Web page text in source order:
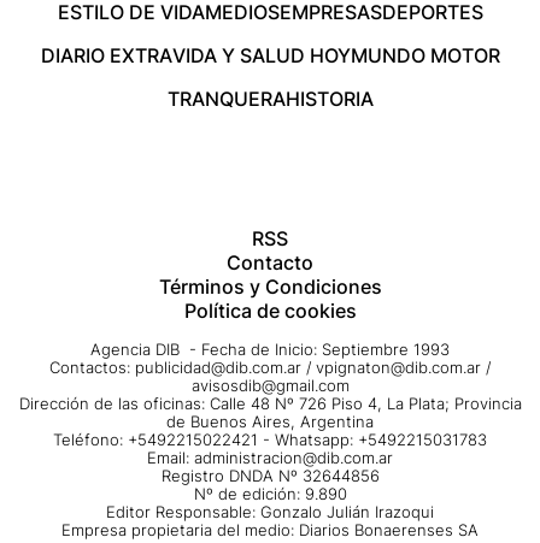
ESTILO DE VIDAMEDIOSEMPRESASDEPORTES
DIARIO EXTRAVIDA Y SALUD HOYMUNDO MOTOR
TRANQUERAHISTORIA
RSS
Contacto
Términos y Condiciones
Política de cookies
Agencia DIB - Fecha de Inicio: Septiembre 1993
Contactos: publicidad@dib.com.ar / vpignaton@dib.com.ar /
avisosdib@gmail.com
Dirección de las oficinas: Calle 48 Nº 726 Piso 4, La Plata; Provincia
de Buenos Aires, Argentina
Teléfono: +5492215022421 - Whatsapp: +5492215031783
Email: administracion@dib.com.ar
Registro DNDA Nº 32644856
Nº de edición: 9.890
Editor Responsable: Gonzalo Julián Irazoqui
Empresa propietaria del medio: Diarios Bonaerenses SA